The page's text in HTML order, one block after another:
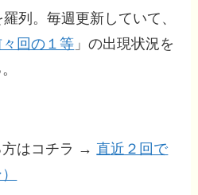
列。毎週更新していて、
回の１等 」の出現状況を
方はコチラ → 直近２回で